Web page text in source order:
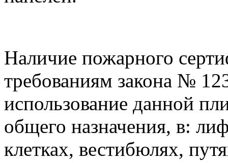
Наличие пожарного
требованиям закона №
использование данной
общего назначения, в:
клетках, вестибюлях,